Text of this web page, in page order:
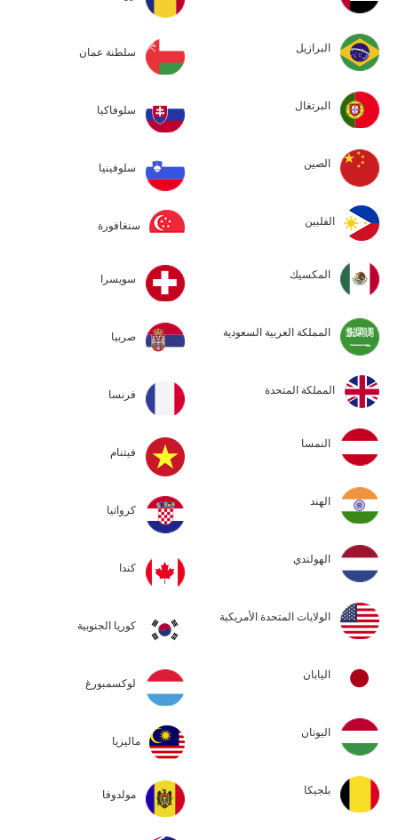
البرازيل
البرتغال
الصين
الفلبين
المكسيك
المملكة العربية السعودية
المملكة المتحدة
النمسا
الهند
الهولندي
الولايات المتحدة الأمريكية
اليابان
اليونان
بلجيكا
سلطنة عمان
سلوفاكيا
سلوفينيا
سنغافورة
سويسرا
صربيا
فرنسا
فيتنام
كرواتيا
كندا
كوريا الجنوبية
لوكسمبورغ
ماليزيا
مولدوفا